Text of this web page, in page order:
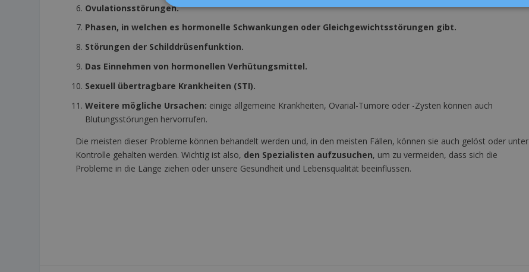
Ovulationsstörungen.
Phasen, in welchen es hormonelle Schwankungen oder Gleichgewichtsstörungen gibt.
Störungen der Schilddrüsenfunktion.
Das Einnehmen von hormonellen Verhütungsmittel.
Sexuell übertragbare Krankheiten (STI).
Weitere mögliche Ursachen: einige allgemeine Krankheiten, Ovarial-Tumore oder -Zysten können auch
Blutungsstörungen hervorrufen.
Die meisten dieser Probleme können behandelt werden und, in den meisten Fällen, können sie auch gelöst oder unter
Kontrolle gehalten werden. Wichtig ist also, den Spezialisten aufzusuchen, um zu vermeiden, dass sich die
Probleme in die Länge ziehen oder unsere Gesundheit und Lebensqualität beeinflussen.